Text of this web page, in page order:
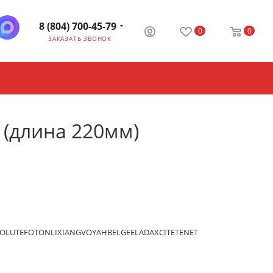
8 (804) 700-45-79
ЗАКАЗАТЬ ЗВОНОК
0 0
220мм)
FOTONLIXIANGVOYAHBELGEELADAXCITETENET